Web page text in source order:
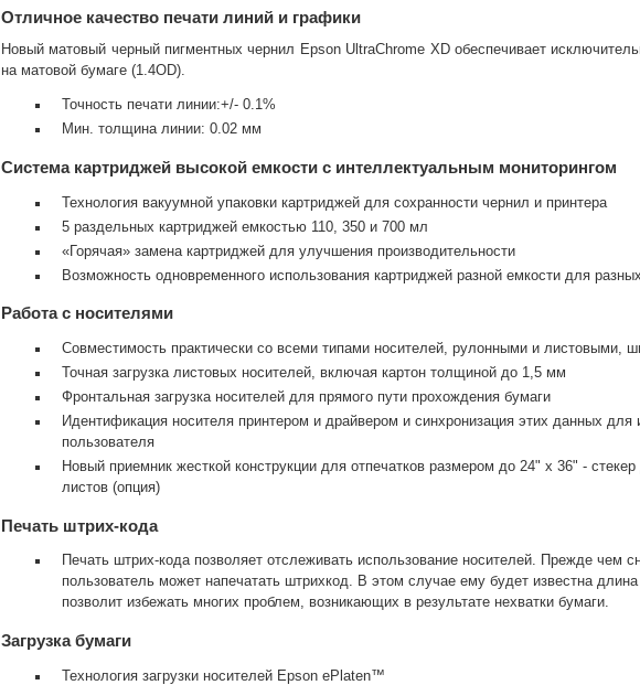
Отличное качество печати линий и графики
Новый матовый черный пигментных чернил Epson UltraChrome XD обеспечивает
на матовой бумаге (1.4OD).
Точность печати линии:+/- 0.1%
Мин. толщина линии: 0.02 мм
Система картриджей высокой емкости с интеллектуальным мониторингом
Технология вакуумной упаковки картриджей для сохранности чернил и принтера
5 раздельных картриджей емкостью 110, 350 и 700 мл
«Горячая» замена картриджей для улучшения производительности
Возможность одновременного использования картриджей разной емкости для
Работа с носителями
Совместимость практически со всеми типами носителей, рулонными и листовыми,
Точная загрузка листовых носителей, включая картон толщиной до 1,5 мм
Фронтальная загрузка носителей для прямого пути прохождения бумаги
Идентификация носителя принтером и драйвером и синхронизация этих данных для
пользователя
Новый приемник жесткой конструкции для отпечатков размером до 24" x 36" -
листов (опция)
Печать штрих-кода
Печать штрих-кода позволяет отслеживать использование носителей. Прежде чем
пользователь может напечатать штрихкод. В этом случае ему будет известна длина
позволит избежать многих проблем, возникающих в результате нехватки бумаги.
Загрузка бумаги
Технология загрузки носителей Epson ePlaten™